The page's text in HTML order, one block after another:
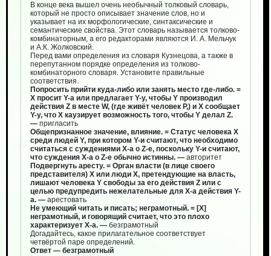
В конце века вышел очень необычный толковый словарь,
который не просто описывает значение слов, но и
указывает на их морфологические, синтаксические и
семантические свойства. Этот словарь называется толково-
комбинаторным, а его редакторами являются И. А. Мельчук
и А.К. Жолковский.
Перед вами определения из словаря Кузнецова, а также в
перепутанном порядке определения из толково-
комбинаторного словаря. Установите правильные
соответствия.
Попросить прийти куда-либо или занять место где-либо. =
Х просит Y-а или предлагает Y-у, чтобы Y производил
действия Z в месте W, (где живёт человек P,) и Х сообщает
Y-у, что Х каузирует возможность того, чтобы Y делал Z.
— пригласить
Общепризнанное значение, влияние. = Статус человека X
среди людей Y, при котором Y-и считают, что необходимо
считаться с суждениями X-а о Z-е, поскольку Y-и считают,
что суждения X-а о Z-е обычно истинны. —авторитет
Подвергнуть аресту. = Орган власти (в лице своего
представителя) Х или люди Х, претендующие на власть,
лишают человека Y свободы за его действия Z или с
целью предупредить нежелательные для Х-а действия Y-
а. — арестовать
Не умеющий читать и писать; неграмотный. = [Х]
неграмотный, и говорящий считает, что это плохо
характеризует Х-а. — безграмотный
Догадайтесь, какое прилагательное соответствует
четвёртой паре определений.
Ответ — безграмотный